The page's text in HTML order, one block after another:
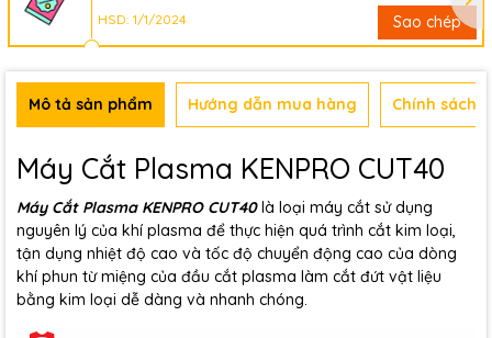
HSD: 1/1/2024
Sao chép
Mô tả sản phẩm Hướng dẫn mua hàng Chính sách
Máy Cắt Plasma KENPRO CUT40
Máy Cắt Plasma KENPRO CUT40là loại máy cắt sử dụng
nguyên lý của khí plasma để thực hiện quá trình cắt kim loại,
tận dụng nhiệt độ cao và tốc độ chuyển động cao của dòng
khí phun từ miệng của đầu cắt plasma làm cắt đứt vật liệu
bằng kim loại dễ dàng và nhanh chóng.